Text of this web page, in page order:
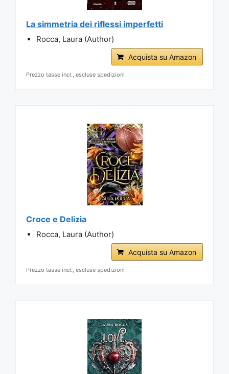
La simmetria dei riflessi imperfetti
Rocca, Laura (Author)
Acquista su Amazon
Prezzo tasse incl., escluse spedizioni
Croce e Delizia
Rocca, Laura (Author)
Acquista su Amazon
Prezzo tasse incl., escluse spedizioni